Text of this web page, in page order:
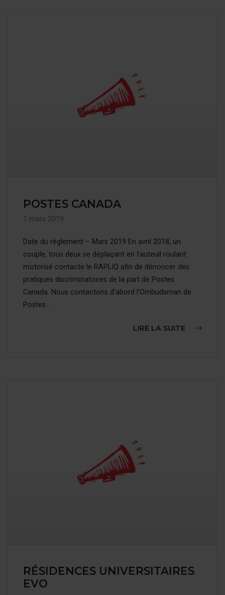
POSTES CANADA
1 mars 2019
Date du règlement – Mars 2019 En avril 2018, un
couple, tous deux se déplaçant en fauteuil roulant
motorisé contacte le RAPLIQ afin de dénoncer des
pratiques discriminatoires de la part de Postes
Canada. Nous contactons d’abord l’Ombudsman de
Postes...
LIRE LA SUITE À
RÉSIDENCES UNIVERSITAIRES
EVO